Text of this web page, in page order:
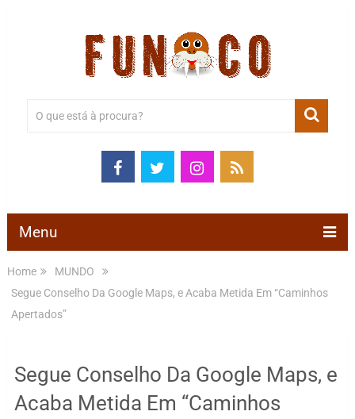
Menu
Home
MUNDO
Segue Conselho Da Google Maps, e Acaba Metida Em “Caminhos
Apertados”
Segue Conselho Da Google Maps, e
Acaba Metida Em “Caminhos